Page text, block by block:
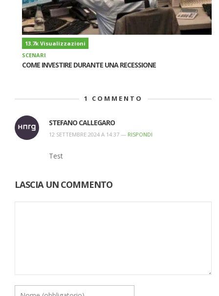
13.7k Visualizzazioni
SCENARI
COME INVESTIRE DURANTE UNA RECESSIONE
1 COMMENTO
STEFANO CALLEGARO
12 SETTEMBRE 2024 A 14:37 — RISPONDI
Test
LASCIA UN COMMENTO